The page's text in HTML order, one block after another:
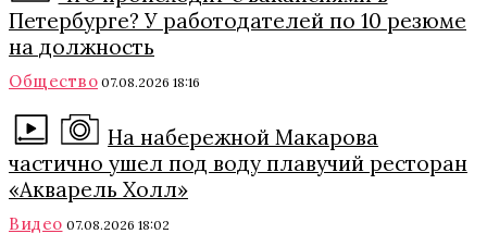
Петербурге? У работодателей по 10 резюме
на должность
Общество 07.08.2026 18:16
На набережной Макарова
частично ушел под воду плавучий ресторан
«Акварель Холл»
Видео 07.08.2026 18:02